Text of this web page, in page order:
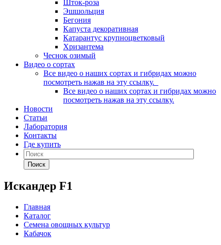
Шток-роза
Эшшольция
Бегония
Капуста декоративная
Катарантус крупноцветковый
Хризантема
Чеснок озимый
Видео о сортах
Все видео о наших сортах и гибридах можно
посмотреть нажав на эту ссылку.
Все видео о наших сортах и гибридах можно
посмотреть нажав на эту ссылку.
Новости
Статьи
Лаборатория
Контакты
Где купить
Поиск
Искандер F1
Главная
Каталог
Семена овощных культур
Кабачок